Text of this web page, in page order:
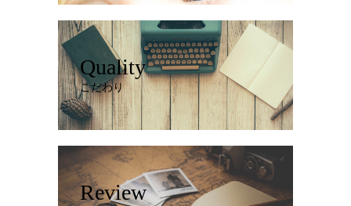
Quality
こだわり
Review